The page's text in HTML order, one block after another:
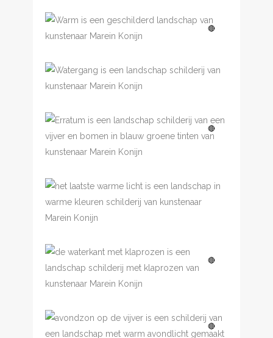
🔴
Warm
Watergang
🔴
Erratum
Het laatste warme licht
🔴
Waterkant met
klaprozen
🔴
Avondlicht op de vijver